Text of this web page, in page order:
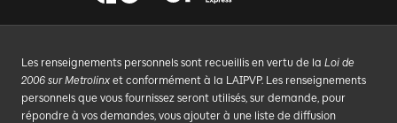
Les renseignements personnels sont recueillis en vertu de la Loi de
2006 sur Metrolinx et conformément à la LAIPVP. Les renseignements
personnels que vous fournissez seront utilisés, sur demande, pour
répondre à vos demandes, vous ajouter à une liste de diffusion